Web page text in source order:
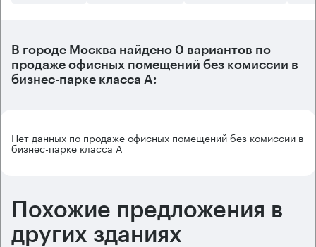
В городе Москва найдено 0 вариантов по
продаже офисных помещений без комиссии в
бизнес-парке класса А:
Нет данных по продаже офисных помещений без комиссии в
бизнес-парке класса А
Похожие предложения в
других зданиях